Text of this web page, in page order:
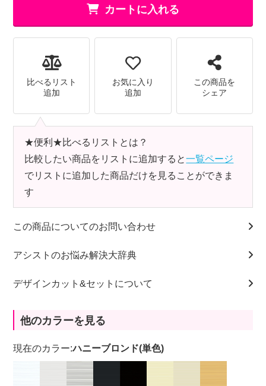
カートに入れる
比べるリスト
追加
お気に入り
追加
この商品を
シェア
★便利★比べるリストとは？
比較したい商品をリストに追加すると一覧ページ
でリストに追加した商品だけを見ることができま
す
この商品についてのお問い合わせ
アシストのお悩み解決大辞典
デザインカット&セットについて
他のカラーを見る
現在のカラー:ハニーブロンド(単色)